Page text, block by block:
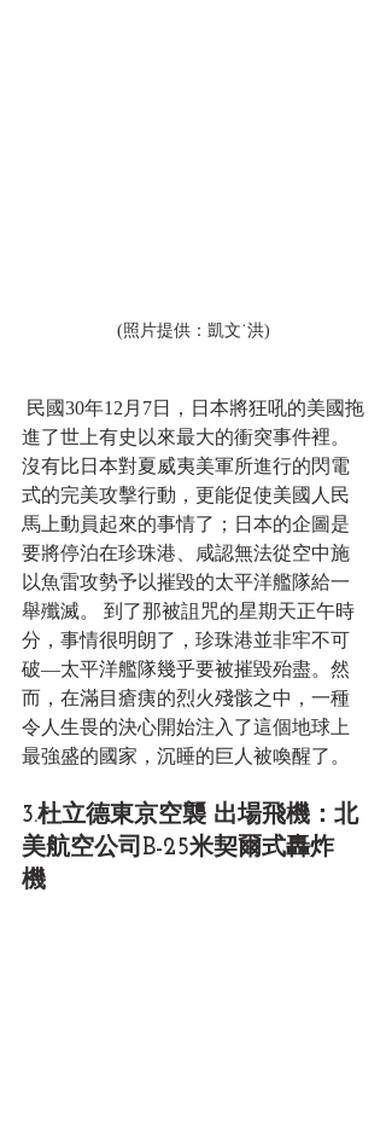
(照片提供：凱文˙洪)
進了世上有史以來最大的衝突事件裡。
沒有比日本對夏威夷美軍所進行的閃電
式的完美攻擊行動，更能促使美國人民
馬上動員起來的事情了；日本的企圖是
要將停泊在珍珠港、咸認無法從空中施
以魚雷攻勢予以摧毀的太平洋艦隊給一
舉殲滅。 到了那被詛咒的星期天正午時
分，事情很明朗了，珍珠港並非牢不可
破—太平洋艦隊幾乎要被摧毀殆盡。然
而，在滿目瘡痍的烈火殘骸之中，一種
令人生畏的決心開始注入了這個地球上
最強盛的國家，沉睡的巨人被喚醒了。
3.杜立德東京空襲 出場飛機：北
美航空公司B-25米契爾式轟炸
機